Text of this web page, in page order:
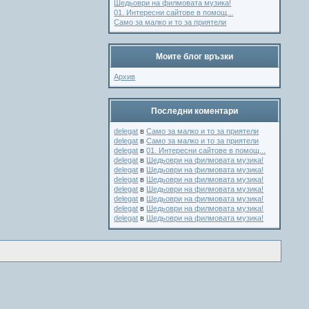
Шедьоври на филмовата музика!
01. Интересни сайтове в помощ...
Само за малко и то за приятели
Моите блог връзки
Архив
Последни коментари
delegat вСамо за малко и то за приятели
delegat вСамо за малко и то за приятели
delegat в01. Интересни сайтове в помощ...
delegat в Шедьоври на филмовата музика!
delegat в Шедьоври на филмовата музика!
delegat в Шедьоври на филмовата музика!
delegat в Шедьоври на филмовата музика!
delegat в Шедьоври на филмовата музика!
delegat в Шедьоври на филмовата музика!
delegat в Шедьоври на филмовата музика!